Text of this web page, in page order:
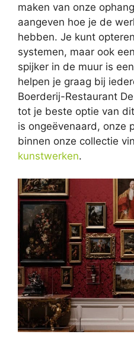
maken van onze
aangeven hoe je de
hebben. Je kunt
systemen, maar ook
spijker in de muur is
helpen je graag bij
Boerderij-Restaurant
tot je beste optie van
is ongeëvenaard, onze
binnen onze collectie
kunstwerken.